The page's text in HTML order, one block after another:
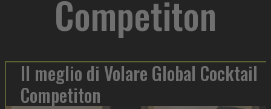
Competiton
Il meglio di Volare Global Cocktail
Competiton